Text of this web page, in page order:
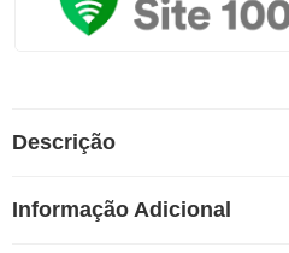
Descrição
Informação Adicional